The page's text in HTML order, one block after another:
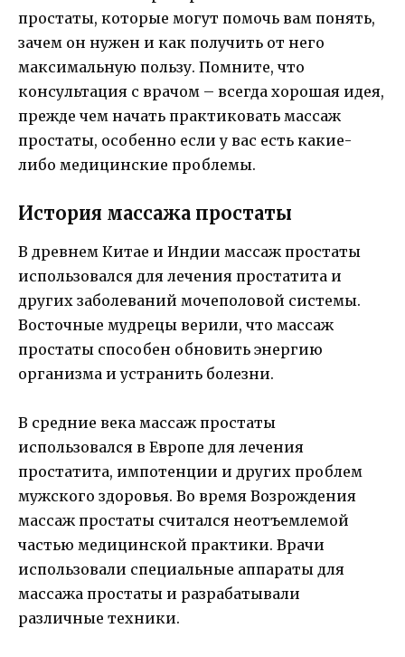
простаты, которые могут помочь вам понять,
зачем он нужен и как получить от него
максимальную пользу. Помните, что
консультация с врачом – всегда хорошая идея,
прежде чем начать практиковать массаж
простаты, особенно если у вас есть какие-
либо медицинские проблемы.
История массажа простаты
В древнем Китае и Индии массаж простаты
использовался для лечения простатита и
других заболеваний мочеполовой системы.
Восточные мудрецы верили, что массаж
простаты способен обновить энергию
организма и устранить болезни.
В средние века массаж простаты
использовался в Европе для лечения
простатита, импотенции и других проблем
мужского здоровья. Во время Возрождения
массаж простаты считался неотъемлемой
частью медицинской практики. Врачи
использовали специальные аппараты для
массажа простаты и разрабатывали
различные техники.